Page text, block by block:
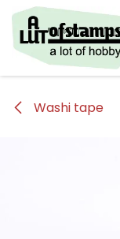
Overslaan naar
Washi tape